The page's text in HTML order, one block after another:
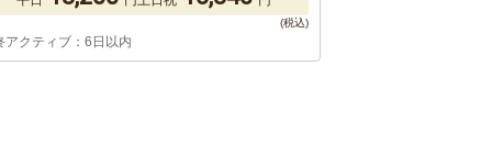
アクティブ：6日以内